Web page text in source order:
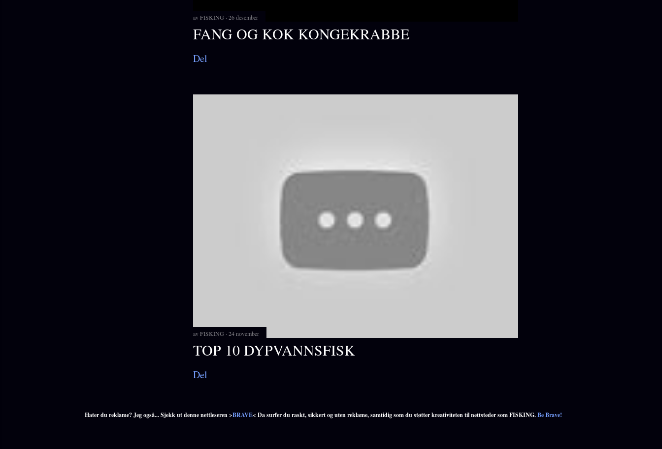
avFISKING 26 desember
FANG OG KOK KONGEKRABBE
Del
avFISKING 24 november
TOP 10 DYPVANNSFISK
Del
Hater du reklame? Jeg også... Sjekk ut denne nettleseren >BRAVE< Da surfer du raskt, sikkert og uten reklame, samtidig som du støtter kreativiteten til nettsteder som FISKING.Be Brave!